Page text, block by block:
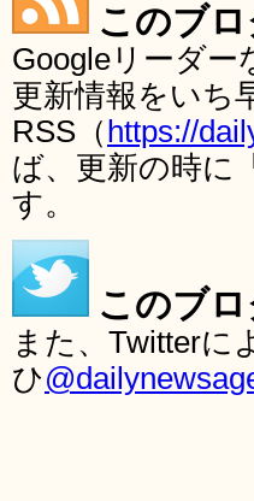
このブ
Googleリーダ
更新情報をいち
RSS（ https://
ば、更新の時に
す。
このブ
また、Twitterに
ひ